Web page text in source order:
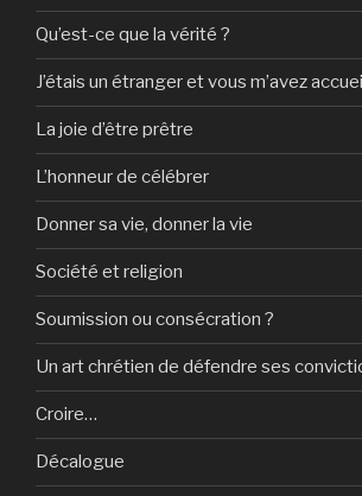
Qu’est-ce que la vérité ?
J’étais un étranger et vous m’avez
La joie d’être prêtre
L’honneur de célébrer
Donner sa vie, donner la vie
Société et religion
Soumission ou consécration ?
Un art chrétien de défendre ses
Croire…
Décalogue